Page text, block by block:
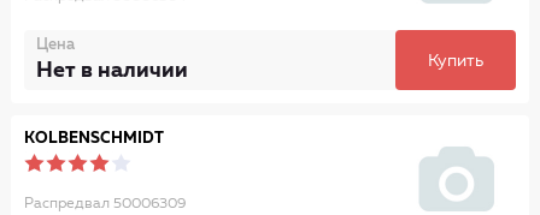
Цена
Нет в наличии Купить
KOLBENSCHMIDT
Распредвал 50006309